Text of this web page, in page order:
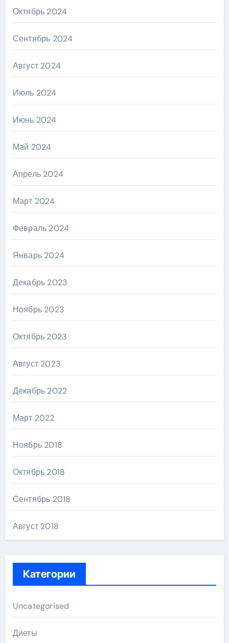
Октябрь 2024
Сентябрь 2024
Август 2024
Июль 2024
Июнь 2024
Май 2024
Апрель 2024
Март 2024
Февраль 2024
Январь 2024
Декабрь 2023
Ноябрь 2023
Октябрь 2023
Август 2023
Декабрь 2022
Март 2022
Ноябрь 2018
Октябрь 2018
Сентябрь 2018
Август 2018
Категории
Uncategorised
Диеты